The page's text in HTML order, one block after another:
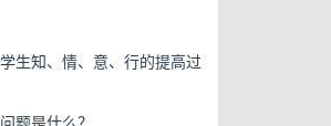
生知、情、意、行的提高过
题是什么？